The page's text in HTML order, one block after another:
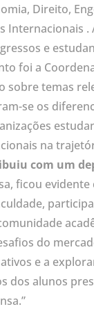
Direito,
Internacionais
e
foi a
sobre temas
se os
na
com um
ficou
do
e a
dos alunos